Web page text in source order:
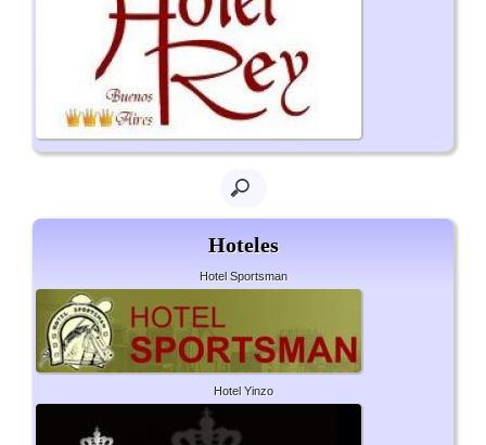
Hoteles
Hotel Sportsman
Hotel Yinzo